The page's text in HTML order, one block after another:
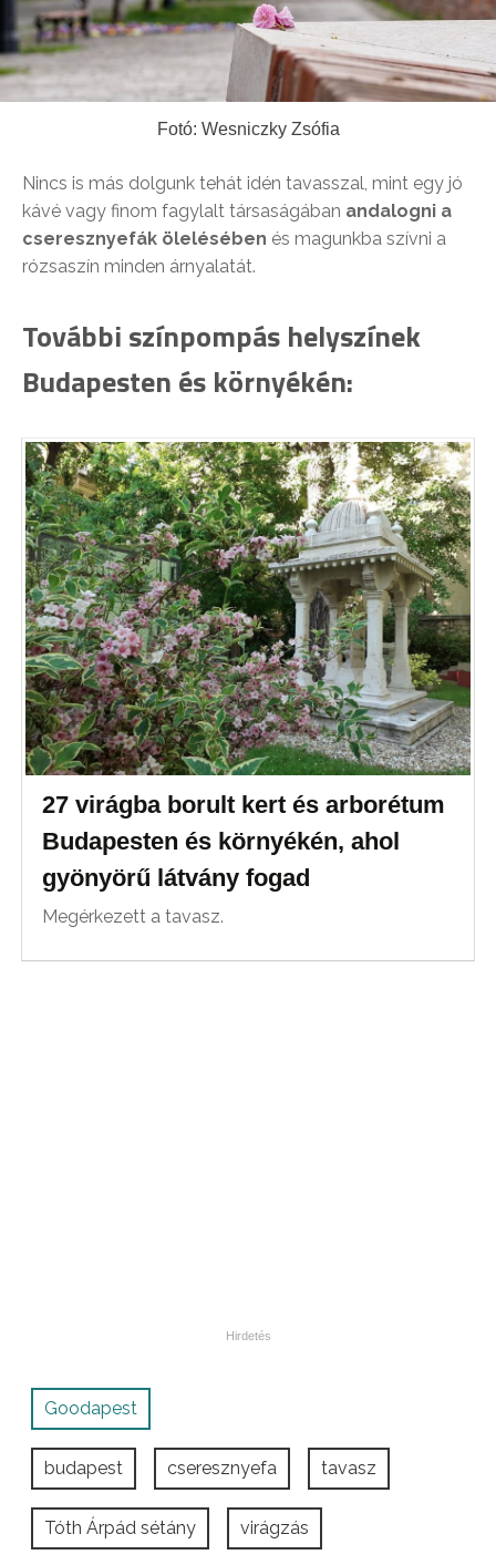
Fotó: Wesniczky Zsófia
Nincs is más dolgunk tehát idén tavasszal, mint egy jó
kávé vagy finom fagylalt társaságában andalogni a
cseresznyefák ölelésében és magunkba szívni a
rózsaszín minden árnyalatát.
További színpompás helyszínek
Budapesten és környékén:
27 virágba borult kert és arborétum
Budapesten és környékén, ahol
gyönyörű látvány fogad
Megérkezett a tavasz.
Goodapest
budapest cseresznyefa tavasz
Tóth Árpád sétány virágzás